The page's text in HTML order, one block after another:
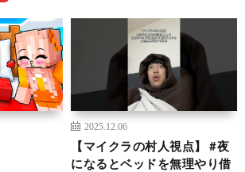
2025.12.06
【マイクラの村人視点】 #夜
になるとベッドを無理やり借